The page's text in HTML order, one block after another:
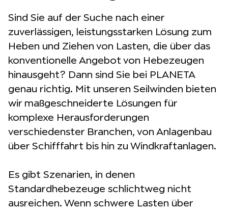
Sind Sie auf der Suche nach einer
zuverlässigen, leistungsstarken Lösung zum
Heben und Ziehen von Lasten, die über das
konventionelle Angebot von Hebezeugen
hinausgeht? Dann sind Sie bei PLANETA
genau richtig. Mit unseren Seilwinden bieten
wir maßgeschneiderte Lösungen für
komplexe Herausforderungen
verschiedenster Branchen, von Anlagenbau
über Schifffahrt bis hin zu Windkraftanlagen.
Es gibt Szenarien, in denen
Standardhebezeuge schlichtweg nicht
ausreichen. Wenn schwere Lasten über